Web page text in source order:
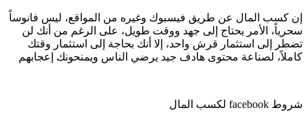
إن كسب المال عن طريق فيسبوك وغيره من المواقع، ليس فانوساً
سحرياً، الأمر يحتاج إلى جهد ووقت طويل، على الرغم من أنك لن
تضطر إلى استثمار قرش واحد، إلا أنك بحاجة إلى استثمار وقتك
كاملاً، لصناعة محتوى هادف جيد يرضي الناس ويمنحونك إعجابهم
شروط facebook لكسب المال